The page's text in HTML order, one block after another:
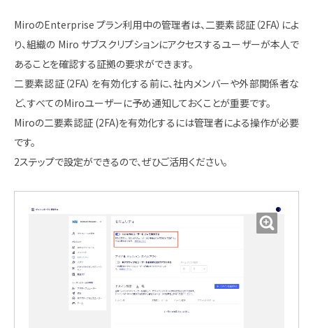
Miroの​Enterprise プラン利用中の管理者は、二​要素認証（2FA）によ
り、組織の Miro サブスクリプションにアクセスするユーザーが本人で
あることを確認する証拠の要求ができます。
二​​要素認証（2FA）を有効化する前に、社内メンバーや外部関係者な
ど、すべてのMiroユーザーに予め通知しておくことが重要です。
Miroの二要素認証 (2FA)を有効化するには管理者による操作が必要
です。
2ステップで設定ができるので、ぜひご活用ください。